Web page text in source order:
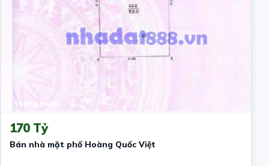
8 tháng trước
170 Tỷ
Bán nhà mặt phố Hoàng Quốc Việt